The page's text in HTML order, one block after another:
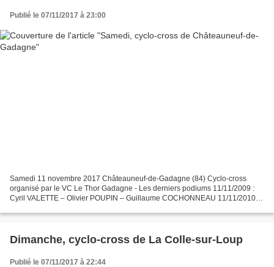
Publié le 07/11/2017 à 23:00
Samedi 11 novembre 2017 Châteauneuf-de-Gadagne (84) Cyclo-cross
organisé par le VC Le Thor Gadagne - Les derniers podiums 11/11/2009 :
Cyril VALETTE – Olivier POUPIN – Guillaume COCHONNEAU 11/11/2010 :
Dimanche, cyclo-cross de La Colle-sur-Loup
Publié le 07/11/2017 à 22:44